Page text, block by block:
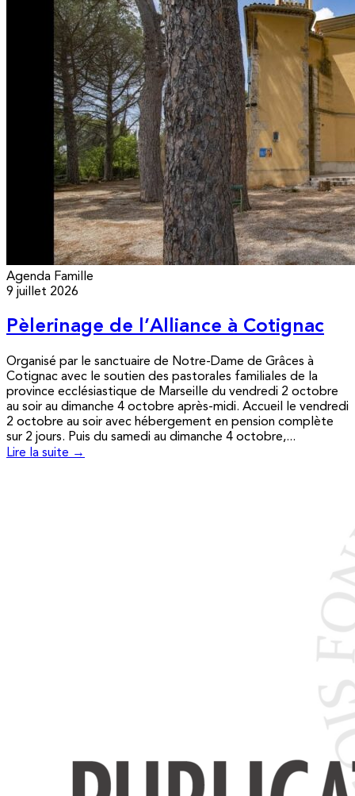
Agenda Famille
9 juillet 2026
Pèlerinage de l’Alliance à Cotignac
Organisé par le sanctuaire de Notre-Dame de Grâces à
Cotignac avec le soutien des pastorales familiales de la
province ecclésiastique de Marseille du vendredi 2 octobre
au soir au dimanche 4 octobre après-midi. Accueil le vendredi
2 octobre au soir avec hébergement en pension complète
sur 2 jours. Puis du samedi au dimanche 4 octobre,...
Lire la suite →